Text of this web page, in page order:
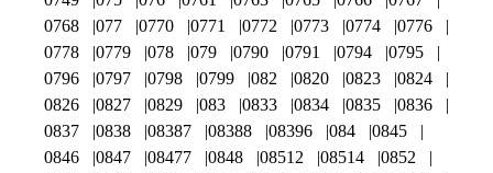
0768
077 0770 0771 0772 0773 0774
0776
0778
0779 078 079 0790 0791 0794
0795
0796
0797 0798 0799 082 0820 0823
0824
0826
0827 0829 083 0833 0834 0835
0836
0837
0838 08387 08388 08396 084
0845
0846
0847 08477 0848 08512 08514
0852